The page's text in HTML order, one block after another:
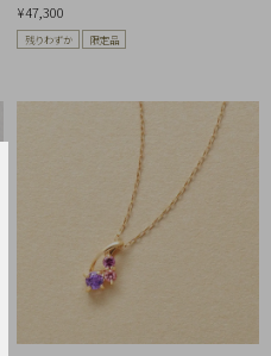
¥47,300
残りわずか 限定品